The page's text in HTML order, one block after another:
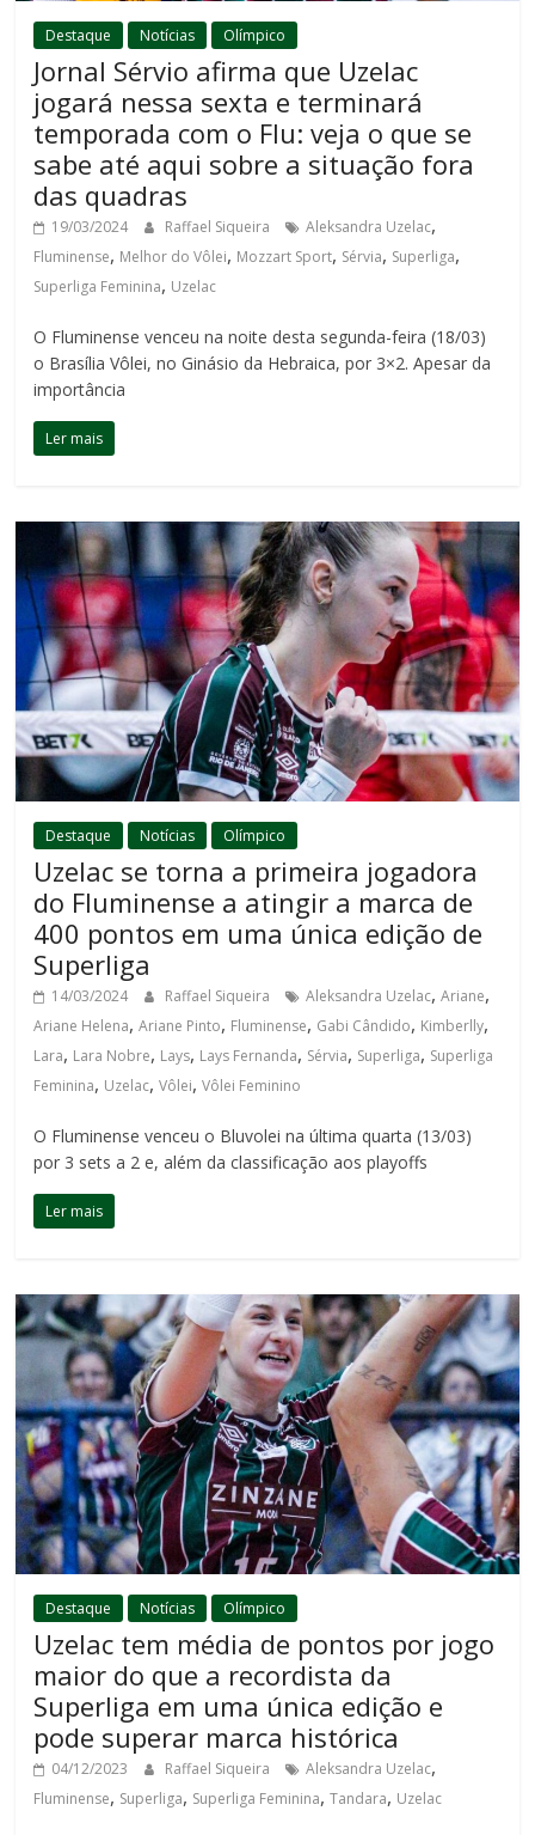
Destaque Notícias Olímpico
Jornal Sérvio afirma que Uzelac
jogará nessa sexta e terminará
temporada com o Flu: veja o que se
sabe até aqui sobre a situação fora
das quadras
19/03/2024 Raffael Siqueira Aleksandra Uzelac,
Fluminense, Melhor do Vôlei, Mozzart Sport, Sérvia, Superliga,
Superliga Feminina, Uzelac
O Fluminense venceu na noite desta segunda-feira (18/03)
o Brasília Vôlei, no Ginásio da Hebraica, por 3×2. Apesar da
importância
Ler mais
Destaque Notícias Olímpico
Uzelac se torna a primeira jogadora
do Fluminense a atingir a marca de
400 pontos em uma única edição de
Superliga
14/03/2024 Raffael Siqueira Aleksandra Uzelac,Ariane,
Ariane Helena,Ariane Pinto, Fluminense, Gabi Cândido, Kimberlly,
Lara, Lara Nobre, Lays, Lays Fernanda, Sérvia, Superliga, Superliga
Feminina, Uzelac,Vôlei,Vôlei Feminino
O Fluminense venceu o Bluvolei na última quarta (13/03)
por 3 sets a 2 e, além da classificação aos playoffs
Ler mais
Destaque Notícias Olímpico
Uzelac tem média de pontos por jogo
maior do que a recordista da
Superliga em uma única edição e
pode superar marca histórica
04/12/2023 Raffael Siqueira Aleksandra Uzelac,
Fluminense, Superliga, Superliga Feminina,Tandara, Uzelac